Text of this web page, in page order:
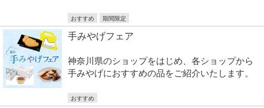
おすすめ 期間限定
手みやげフェア
神奈川県のショップをはじめ、各ショップから
手みやげにおすすめの品をご紹介いたします。
おすすめ